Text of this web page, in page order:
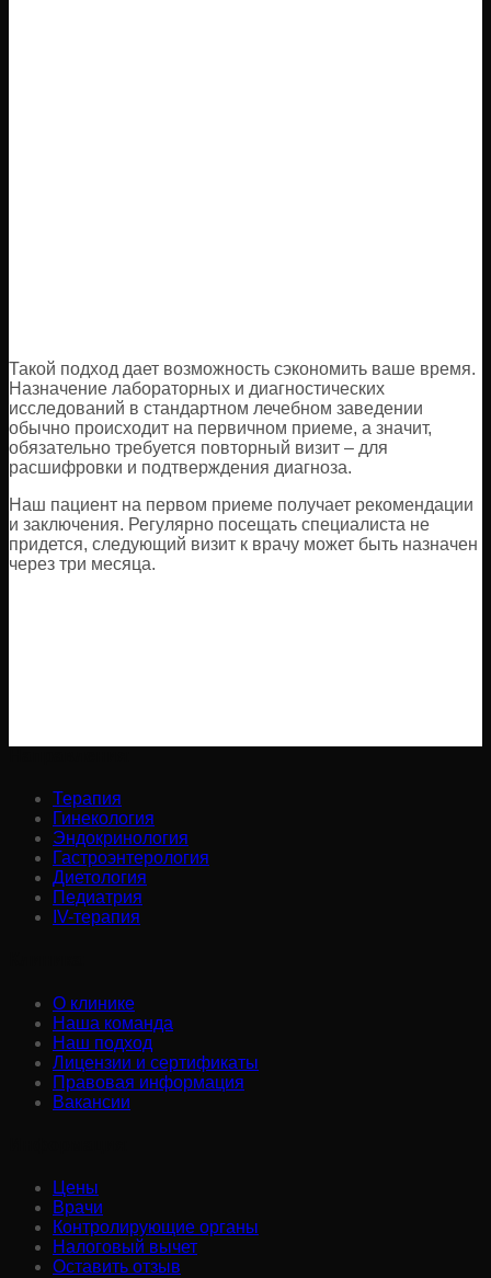
Такой подход дает возможность сэкономить ваше время.
Назначение лабораторных и диагностических
исследований в стандартном лечебном заведении
обычно происходит на первичном приеме, а значит,
обязательно требуется повторный визит – для
расшифровки и подтверждения диагноза.
Наш пациент на первом приеме получает рекомендации
и заключения. Регулярно посещать специалиста не
придется, следующий визит к врачу может быть назначен
через три месяца.
Терапия
Гинекология
Эндокринология
Гастроэнтерология
Диетология
Педиатрия
IV-терапия
О клинике
Наша команда
Наш подход
Лицензии и сертификаты
Правовая информация
Вакансии
Цены
Врачи
Контролирующие органы
Налоговый вычет
Оставить отзыв